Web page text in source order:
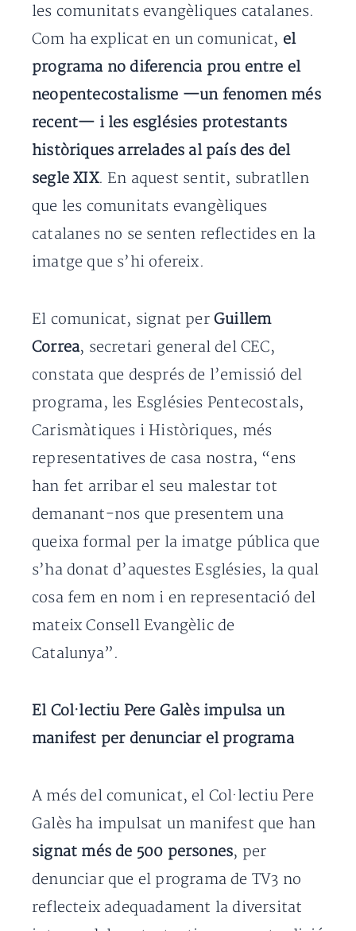
les comunitats evangèliques catalanes.
Com ha explicat en un comunicat, el
programa no diferencia prou entre el
neopentecostalisme —un fenomen més
recent— i les esglésies protestants
històriques arrelades al país des del
segle XIX. En aquest sentit, subratllen
que les comunitats evangèliques
catalanes no se senten reflectides en la
imatge que s’hi ofereix.
El comunicat, signat per Guillem
Correa, secretari general del CEC,
constata que després de l’emissió del
programa, les Esglésies Pentecostals,
Carismàtiques i Històriques, més
representatives de casa nostra, “ens
han fet arribar el seu malestar tot
demanant-nos que presentem una
queixa formal per la imatge pública que
s’ha donat d’aquestes Esglésies, la qual
cosa fem en nom i en representació del
mateix Consell Evangèlic de
Catalunya”.
El Col·lectiu Pere Galès impulsa un
manifest per denunciar el programa
A més del comunicat, el Col·lectiu Pere
Galès ha impulsat un manifest que han
signat més de 500 persones, per
denunciar que el programa de TV3 no
reflecteix adequadament la diversitat